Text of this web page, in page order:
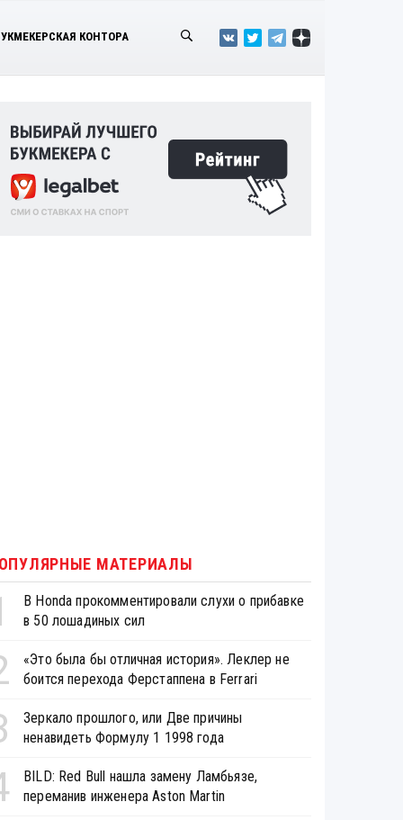
КОНТОРА
МАТЕРИАЛЫ
В Honda прокомментировали слухи о прибавке
в 50 лошадиных сил
«Это была бы отличная история». Леклер не
боится перехода Ферстаппена в Ferrari
Зеркало прошлого, или Две причины
ненавидеть Формулу 1 1998 года
BILD: Red Bull нашла замену Ламбьязе,
переманив инженера Aston Martin